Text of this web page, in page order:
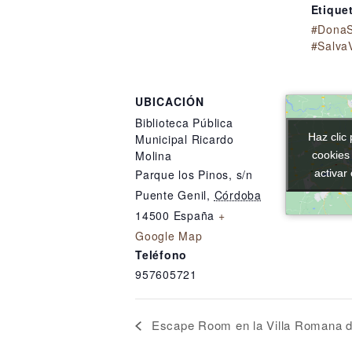
UBICACIÓN
Biblioteca Pública
Municipal Ricardo
Molina
Parque los Pinos, s/n
Puente Genil, Córdoba
14500 España +
Google Map
Teléfono
957605721
Haz clic
activar
Haz clic
activar
Escape Room en la Villa Romana